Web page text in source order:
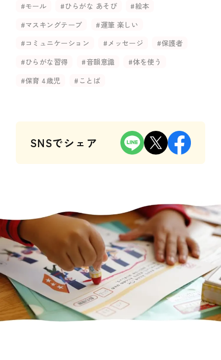
#モール
#ひらがな あそび
#絵本
#マスキングテープ
#運筆 楽しい
#コミュニケーション
#メッセージ
#保護者
#ひらがな習得
#音韻意識
#体を使う
#保育 4歳児
#ことば
SNSでシェア